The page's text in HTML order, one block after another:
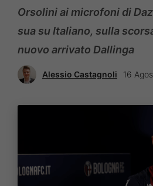
Orsolini ai microfoni di
sua su Italiano, sulla
nuovo arrivato Dallinga
Alessio Castagnoli 16